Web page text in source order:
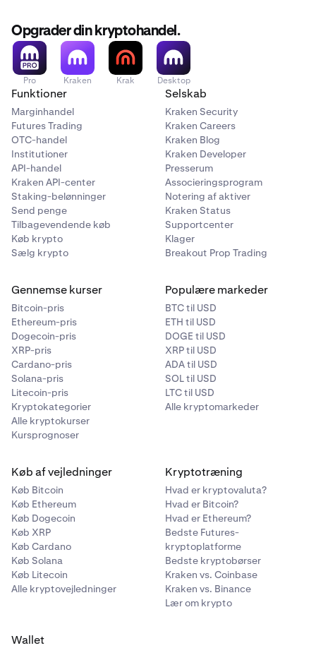
Opgrader din kryptohandel.
Pro Kraken Krak Desktop
Funktioner
Marginhandel
Futures Trading
OTC-handel
Institutioner
API-handel
Kraken API-center
Staking-belønninger
Send penge
Tilbagevendende køb
Køb krypto
Sælg krypto
Selskab
Kraken Security
Kraken Careers
Kraken Blog
Kraken Developer
Presserum
Associeringsprogram
Notering af aktiver
Kraken Status
Supportcenter
Klager
Breakout Prop Trading
Gennemse kurser
Bitcoin-pris
Ethereum-pris
Dogecoin-pris
XRP-pris
Cardano-pris
Solana-pris
Litecoin-pris
Kryptokategorier
Alle kryptokurser
Kursprognoser
Populære markeder
BTC til USD
ETH til USD
DOGE til USD
XRP til USD
ADA til USD
SOL til USD
LTC til USD
Alle kryptomarkeder
Køb af vejledninger
Køb Bitcoin
Køb Ethereum
Køb Dogecoin
Køb XRP
Køb Cardano
Køb Solana
Køb Litecoin
Alle kryptovejledninger
Kryptotræning
Hvad er kryptovaluta?
Hvad er Bitcoin?
Hvad er Ethereum?
Bedste Futures-
kryptoplatforme
Bedste kryptobørser
Kraken vs. Coinbase
Kraken vs. Binance
Lær om krypto
Wallet